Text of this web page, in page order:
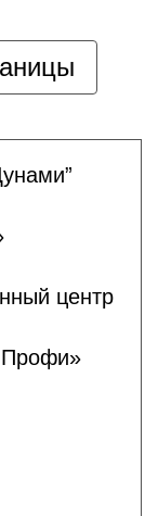
центр
Профи»